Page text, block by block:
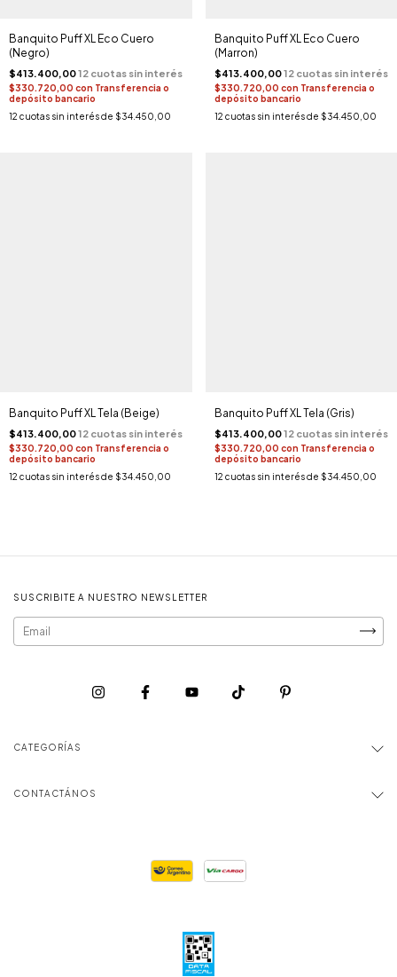
Banquito Puff XL Eco Cuero
(Negro)
$413.400,00
$330.720,00 con Transferencia o
depósito bancario
12 cuotas sin interés de $34.450,00
Banquito Puff XL Eco Cuero
(Marron)
$413.400,00
$330.720,00 con Transferencia o
depósito bancario
12 cuotas sin interés de $34.450,00
Banquito Puff XL Tela (Beige)
$413.400,00
$330.720,00 con Transferencia o
depósito bancario
12 cuotas sin interés de $34.450,00
Banquito Puff XL Tela (Gris)
$413.400,00
$330.720,00 con Transferencia o
depósito bancario
12 cuotas sin interés de $34.450,00
SUSCRIBITE A NUESTRO NEWSLETTER
CATEGORÍAS
CONTACTÁNOS